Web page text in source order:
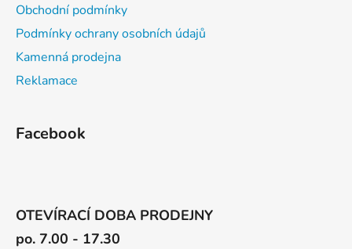
Obchodní podmínky
Podmínky ochrany osobních údajů
Kamenná prodejna
Reklamace
Facebook
OTEVÍRACÍ DOBA PRODEJNY
po. 7.00 - 17.30